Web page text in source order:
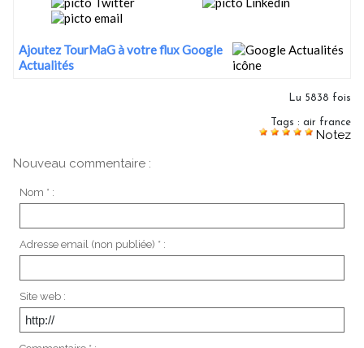
Ajoutez TourMaG à votre flux Google
Actualités
Lu 5838 fois
Tags : air france
Notez
Nouveau commentaire :
Nom * :
Adresse email (non publiée) * :
Site web :